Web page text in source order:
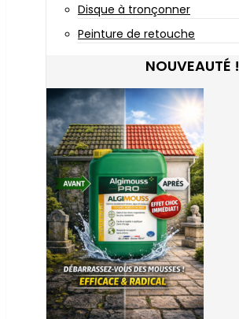
Disque à tronçonner
Peinture de retouche
NOUVEAUTÉ !